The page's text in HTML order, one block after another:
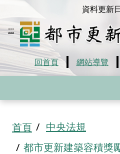
移到主要內容
:::
都市更新法規
資料更新
回首頁 網站導覽
首頁
中央法規
都市更新建築容積獎